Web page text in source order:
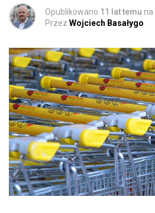
Opublikowano 11 lat temu na
Przez Wojciech Basałygo